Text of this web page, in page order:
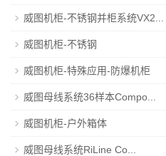
威图机柜-不锈钢并柜系统VX2...
威图机柜-不锈钢
威图机柜-特殊应用-防爆机柜
威图母线系统36样本Compo...
威图机柜-户外箱体
威图母线系统RiLine Co...